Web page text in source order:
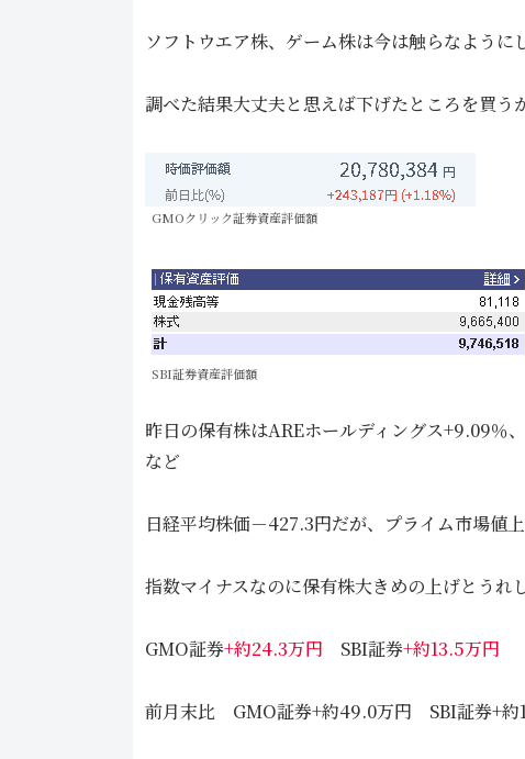
ソフトウエア株、ゲーム株は今は触らなように
調べた結果大丈夫と思えば下げたところを買う
GMOクリック証券資産評価額
SBI証券資産評価額
昨日の保有株はAREホールディングス+9.09％
など
日経平均株価－427.3円だが、プライム市場値
指数マイナスなのに保有株大きめの上げとうれ
GMO証券+約24.3万円 SBI証券+約13.5万円
前月末比 GMO証券+約49.0万円 SBI証券+約